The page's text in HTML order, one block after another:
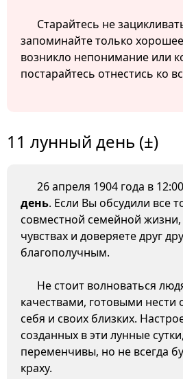
Старайтесь не
запоминайте только
возникло непонимание или
постарайтесь отнестись ко
11 лунный день (±)
26 апреля 1904 года в
день. Если Вы обсудили все
совместной семейной
чувствах и доверяете друг
благополучным.
Не стоит волноваться
качествами, готовыми нести
себя и своих близких.
созданных в эти лунные
переменчивы, но не всегда
краху.